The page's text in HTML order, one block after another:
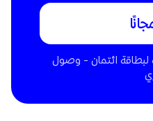
ائتمان - وصول